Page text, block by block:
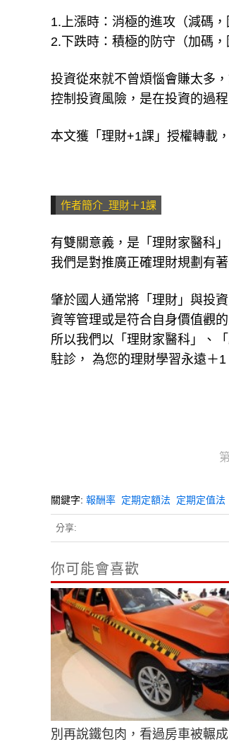
1.上漲時：消極的進攻（減碼
2.下跌時：積極的防守（加碼
投資從來就不曾煩惱會賺太多
控制投資風險，是在投資的過
本文獲「理財+1課」授權轉載
作者簡介_理財＋1課
有雙關意義，是「理財家醫科」
我們是對推廣正確理財規劃有
肇於國人通常將「理財」與投
資等管理或是符合自身價值觀
所以我們以「理財家醫科」、
駐診， 為您的理財學習永遠＋1
關鍵字: 報酬率 定期定額法 定期定值法
分享:
你可能會喜歡
別再說鐵包肉，看過房車被輾成